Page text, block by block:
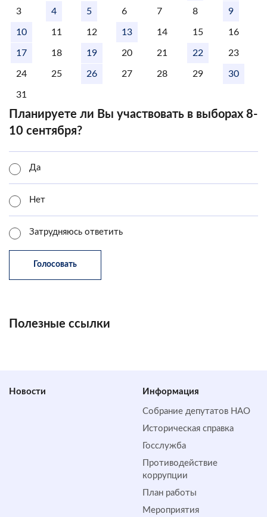
3 4 5 6 7 8 9
10 11 12 13 14 15 16
17 18 19 20 21 22 23
24 25 26 27 28 29 30
31
Планируете ли Вы участвовать в выборах 8-
10 сентября?
Да
Нет
Затрудняюсь ответить
Полезные ссылки
Новости Информация
Собрание депутатов НАО
Историческая справка
Госслужба
Противодействие
коррупции
План работы
Мероприятия